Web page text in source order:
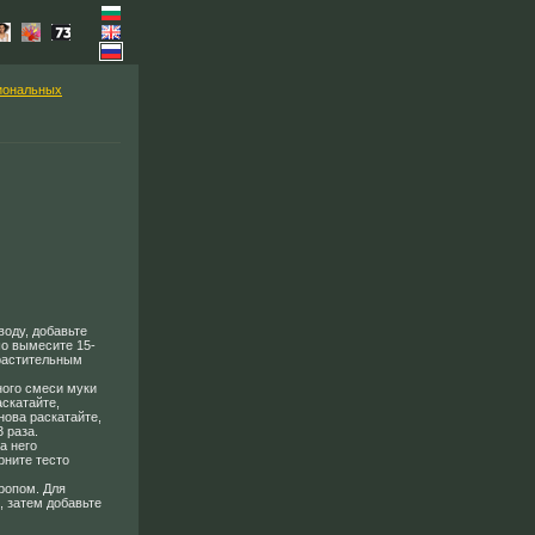
добавьте
вымесите 15-
смеси муки
раскатайте,
раза.
него
тесто
Для
затем добавьте